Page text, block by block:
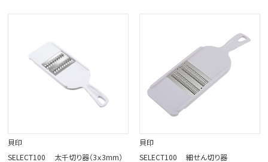
貝印
SELECT100 太千切り器（3ｘ3mm）
貝印
SELECT100 細せん切り器